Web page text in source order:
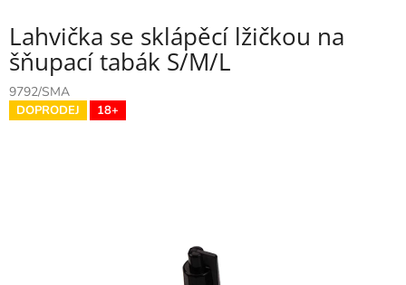
Lahvička se sklápěcí lžičkou na
šňupací tabák S/M/L
9792/SMA
DOPRODEJ 18+